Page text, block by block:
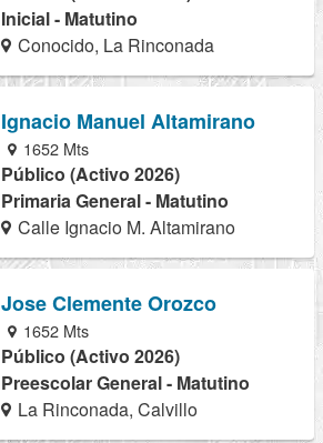
Inicial - Matutino
Conocido, La Rinconada
Ignacio Manuel Altamirano
1652 Mts
Público (Activo 2026)
Primaria General - Matutino
Calle Ignacio M. Altamirano
Jose Clemente Orozco
1652 Mts
Público (Activo 2026)
Preescolar General - Matutino
La Rinconada, Calvillo